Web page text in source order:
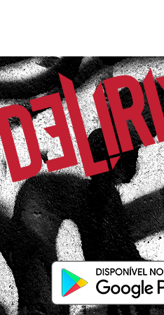
Linda,perfeita!
Anna V.
Comprador Verificado
08/10/2025 às 18h27
Porto Alegre / RS
Adorei!!! Perfeita
Rafaela C.